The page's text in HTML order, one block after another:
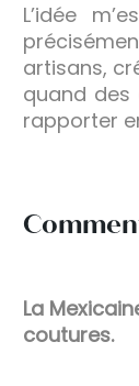
L’idée
artisans,
quand des
rapporter
La
coutures.